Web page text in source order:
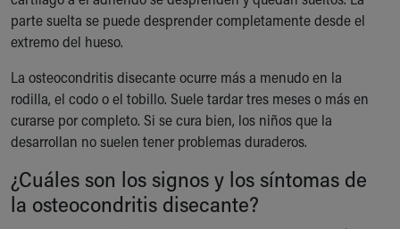
Ronald McDonald House Care Mobile
Health Centers
Financial Services
Price Estimates
Family Supports
Sports Health Services Provider for Akron Zips
Find a Pediatrics Location
Find a Pediatrician
MyChart
parte suelta se puede desprender completamente desde el
extremo del hueso.
La osteocondritis disecante ocurre más a menudo en la
rodilla, el codo o el tobillo. Suele tardar tres meses o más en
curarse por completo. Si se cura bien, los niños que la
desarrollan no suelen tener problemas duraderos.
¿Cuáles son los signos y los síntomas de
la osteocondritis disecante?